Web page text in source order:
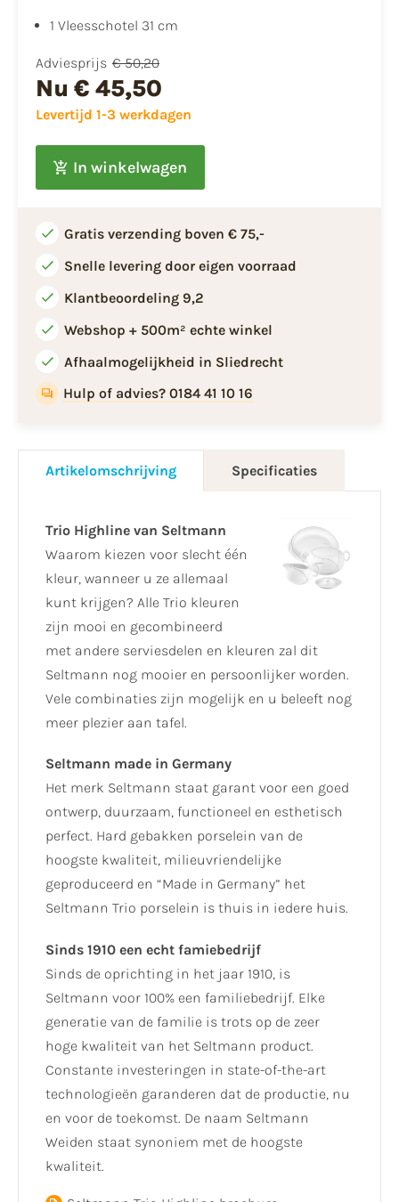
1 Vleesschotel 31 cm
Adviesprijs € 50,20
Nu € 45,50
Levertijd 1-3 werkdagen
In winkelwagen
Gratis verzending boven € 75,-
Snelle levering door eigen voorraad
Klantbeoordeling 9,2
Webshop + 500m² echte winkel
Afhaalmogelijkheid in Sliedrecht
Hulp of advies? 0184 41 10 16
Artikelomschrijving Specificaties
Trio Highline van Seltmann
Waarom kiezen voor slecht één
kleur, wanneer u ze allemaal
kunt krijgen? Alle Trio kleuren
zijn mooi en gecombineerd
met andere serviesdelen en kleuren zal dit
Seltmann nog mooier en persoonlijker worden.
Vele combinaties zijn mogelijk en u beleeft nog
meer plezier aan tafel.
Seltmann made in Germany
Het merk Seltmann staat garant voor een goed
ontwerp, duurzaam, functioneel en esthetisch
perfect. Hard gebakken porselein van de
hoogste kwaliteit, milieuvriendelijke
geproduceerd en “Made in Germany” het
Seltmann Trio porselein is thuis in iedere huis.
Sinds 1910 een echt famiebedrijf
Sinds de oprichting in het jaar 1910, is
Seltmann voor 100% een familiebedrijf. Elke
generatie van de familie is trots op de zeer
hoge kwaliteit van het Seltmann product.
Constante investeringen in state-of-the-art
technologieën garanderen dat de productie, nu
en voor de toekomst. De naam Seltmann
Weiden staat synoniem met de hoogste
kwaliteit.